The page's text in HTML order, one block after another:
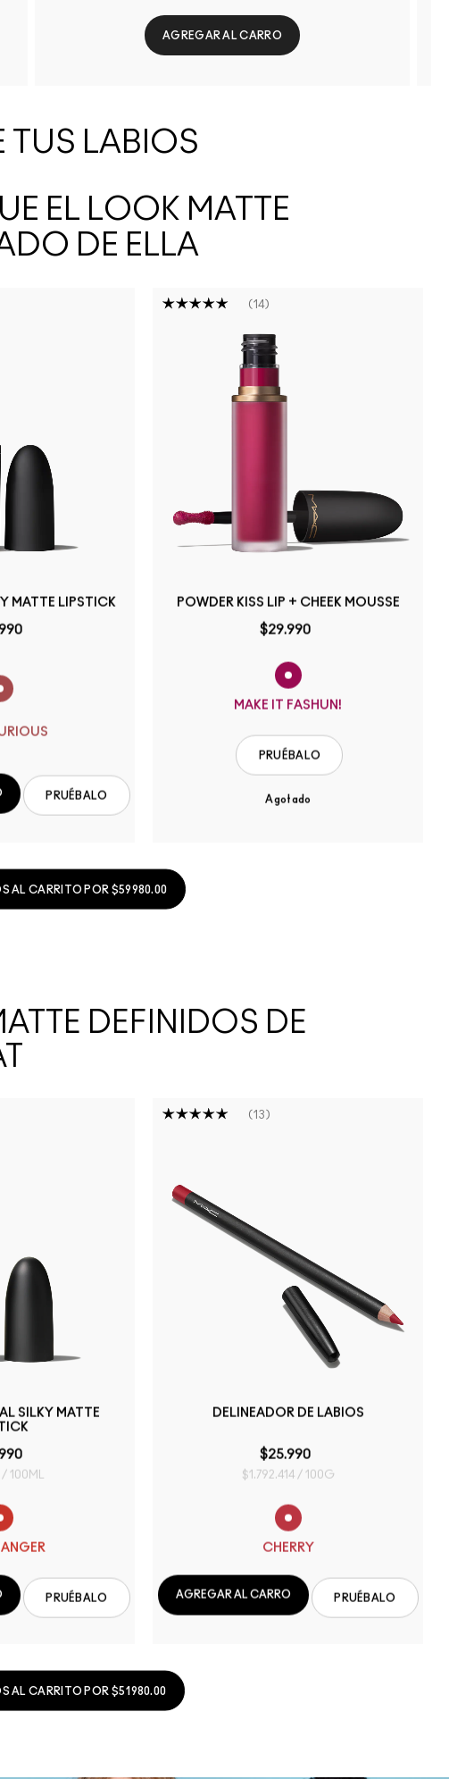
AGREGAR AL CARRO
TUS LABIOS
EL LOOK MATTE
DE ELLA
MATTE LIPSTICK
PRUÉBALO
14
POWDER KISS LIP + CHEEK MOUSSE
$29.990
MAKE IT FASHUN!
PRUÉBALO
Agotado
AL CARRITO POR $59980.00
DEFINIDOS DE
SILKY MATTE
/ 100ML
PRUÉBALO
13
DELINEADOR DE LABIOS
$25.990
$1.792.414 / 100G
CHERRY
AGREGAR AL CARRO PRUÉBALO
AL CARRITO POR $51980.00